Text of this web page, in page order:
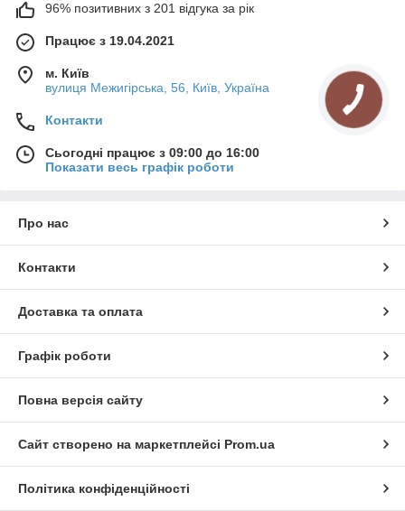
96% позитивних з 201 відгука за рік
Працює з 19.04.2021
м. Київ
вулиця Межигірська, 56, Київ, Україна
Контакти
Сьогодні працює з 09:00 до 16:00
Показати весь графік роботи
Про нас
Контакти
Доставка та оплата
Графік роботи
Повна версія сайту
Сайт створено на маркетплейсі Prom.ua
Політика конфіденційності